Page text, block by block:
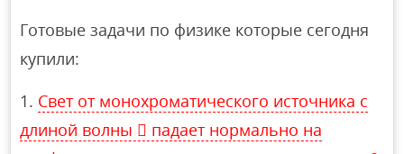
Готовые задачи по физике которые сегодня
купили:
Свет от монохроматического источника с
длиной волны  падает нормально на